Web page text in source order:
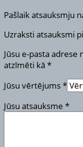
Pašlaik atsauksmju
Uzraksti atsauksmi
Jūsu e-pasta adrese
atzīmēti kā *
Jūsu vērtējums*
Jūsu atsauksme *